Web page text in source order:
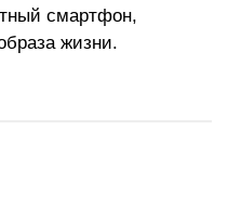
смартфон,
жизни.